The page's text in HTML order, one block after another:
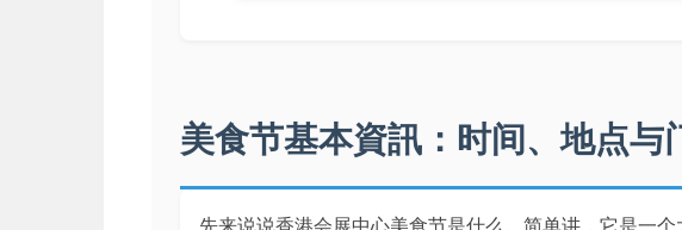
美食节基本資訊：时间、地点与
先来说说香港会展中心美食节是什么。简单讲，它是一